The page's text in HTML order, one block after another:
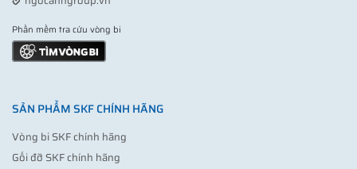
Phần mềm tra cứu vòng bi
SẢN PHẨM SKF CHÍNH HÃNG
Vòng bi SKF chính hãng
Gối đỡ SKF chính hãng